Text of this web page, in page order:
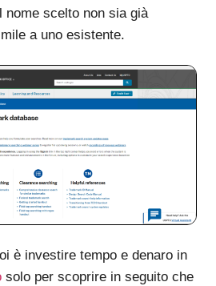
scelto non sia già
a uno esistente.
è investire tempo e denaro in
solo per scoprire in seguito che